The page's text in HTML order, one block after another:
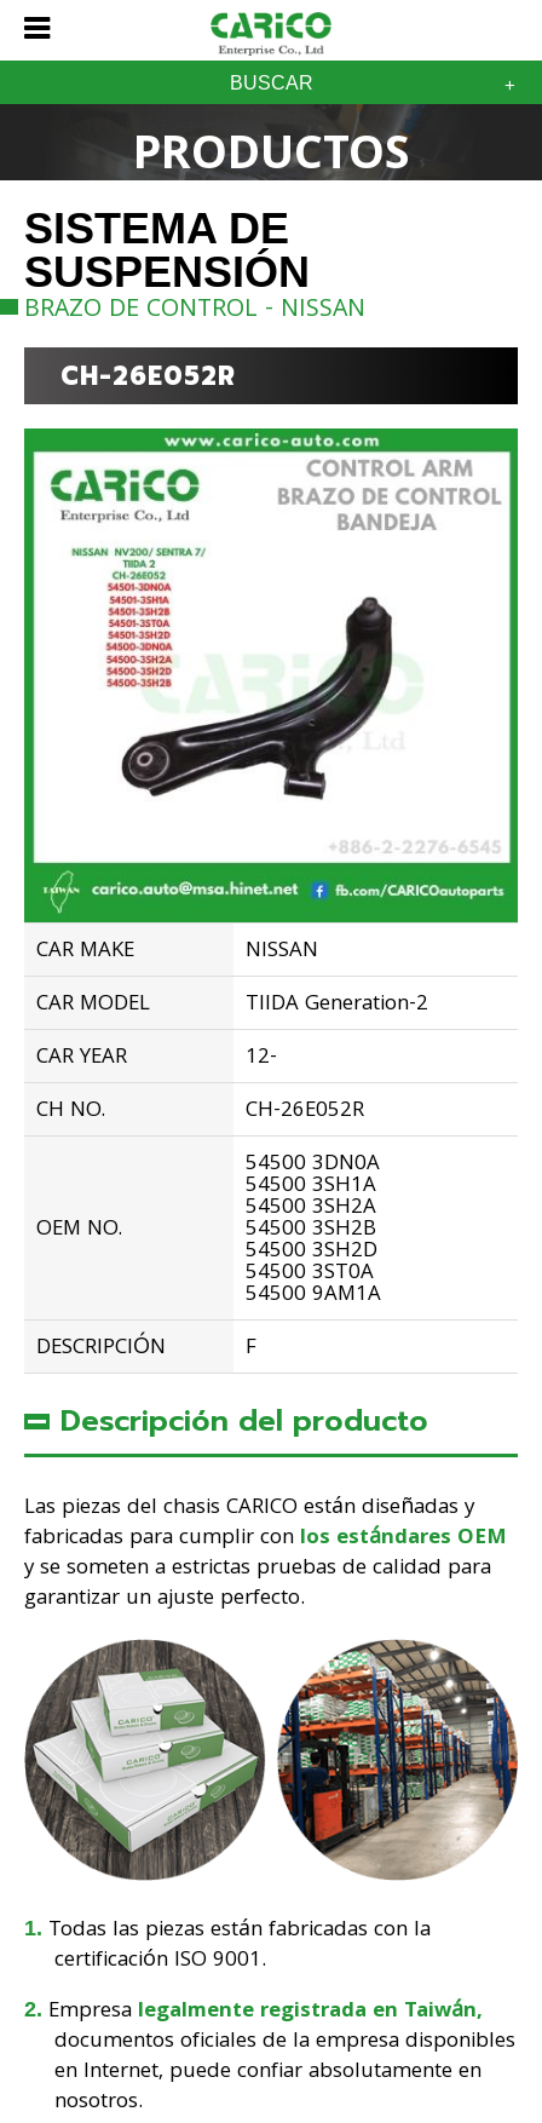
BUSCAR
PRODUCTOS
SISTEMA DE
SUSPENSIÓN
BRAZO DE CONTROL - NISSAN
CH-26E052R
CAR MAKE
NISSAN
CAR MODEL
TIIDA Generation-2
CAR YEAR
12-
CH NO.
CH-26E052R
OEM NO.
54500 3DN0A
54500 3SH1A
54500 3SH2A
54500 3SH2B
54500 3SH2D
54500 3ST0A
54500 9AM1A
DESCRIPCIÓN
F
Descripción del producto
Las piezas del chasis CARICO están diseñadas y
fabricadas para cumplir con los estándares OEM
y se someten a estrictas pruebas de calidad para
garantizar un ajuste perfecto.
Todas las piezas están fabricadas con la
certificación ISO 9001.
Empresa legalmente registrada en Taiwán,
documentos oficiales de la empresa disponibles
en Internet, puede confiar absolutamente en
nosotros.